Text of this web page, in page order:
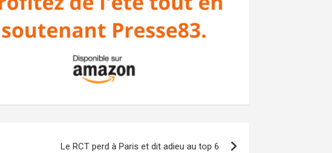
Le RCT perd à Paris et dit adieu au top 6